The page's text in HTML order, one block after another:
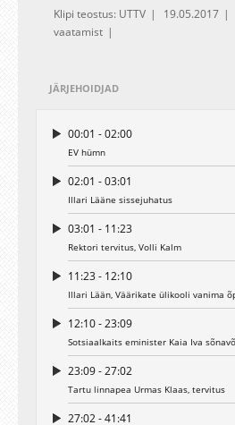
Klipi teostus: UTTV 19.05.2017
vaatamist
JÄRJEHOIDJAD
00:01 - 02:00
EV hümn
02:01 - 03:01
Illari Lääne sissejuhatus
03:01 - 11:23
Rektori tervitus, Volli Kalm
11:23 - 12:10
Illari Lään, Väärikate ülikooli vanima
12:10 - 23:09
Sotsiaalkaits eminister Kaia Iva
23:09 - 27:02
Tartu linnapea Urmas Klaas, tervitus
27:02 - 41:41